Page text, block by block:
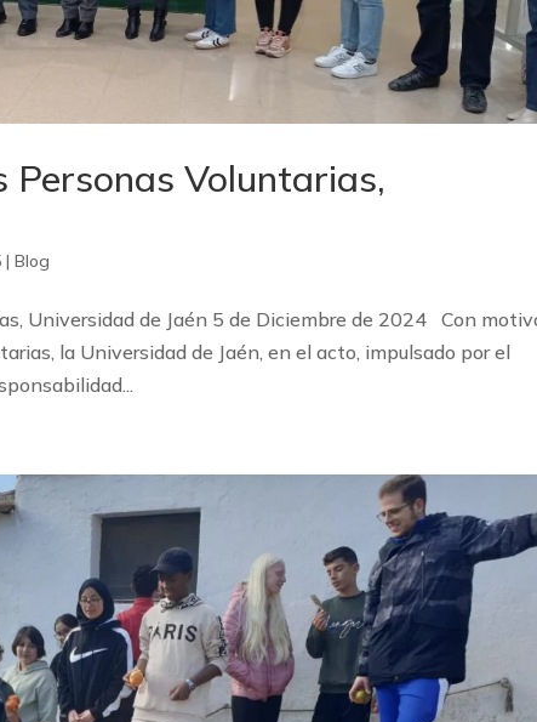
Personas Voluntarias,
|Blog
Universidad de Jaén 5 de Diciembre de 2024 Con
la Universidad de Jaén, en el acto, impulsado por el